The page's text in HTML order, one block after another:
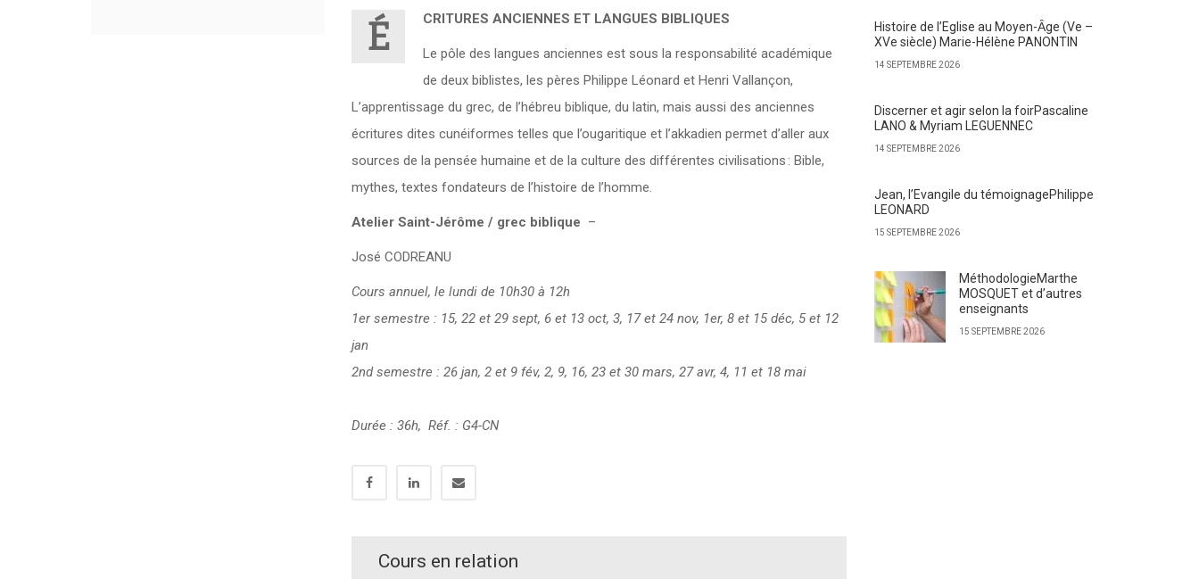
É CRITURES ANCIENNES ET LANGUES BIBLIQUES
Le pôle des langues anciennes est sous la responsabilité académique
de deux biblistes, les pères Philippe Léonard et HenriVallançon,
L’apprentissage du grec, de l’hébreu biblique, du latin, mais aussi des anciennes
écritures dites cunéiformes telles que l’ougaritique et l’akkadien permet d’aller aux
sources de la pensée humaine et de la culture des différentes civilisations : Bible,
mythes, textes fondateurs de l’histoire de l’homme.
Atelier Saint-Jérôme / grec biblique –
José CODREANU
Cours annuel, le lundi de 10h30 à 12h
1er semestre : 15, 22 et 29 sept, 6 et 13 oct, 3, 17 et 24 nov, 1er, 8 et 15 déc, 5 et 12
jan
2nd semestre : 26 jan, 2 et 9 fév, 2, 9, 16, 23 et 30 mars, 27 avr, 4, 11 et 18 mai
Durée : 36h, Réf. : G4-CN
Cours en relation
Histoire de l’Eglise au Moyen-Ȃge (Ve –
XVe siècle) Marie-Hélène PANONTIN
14 SEPTEMBRE 2026
Discerner et agir selon la foirPascaline
LANO & Myriam LEGUENNEC
14 SEPTEMBRE 2026
Jean, l’Evangile du témoignagePhilippe
LEONARD
15 SEPTEMBRE 2026
MéthodologieMarthe
MOSQUET et d’autres
enseignants
15 SEPTEMBRE 2026